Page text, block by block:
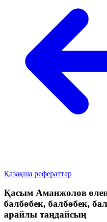
Қазақша рефераттар
Қасым Аманжолов
балбөбек, балбөбек,
арайлы таңдайсың